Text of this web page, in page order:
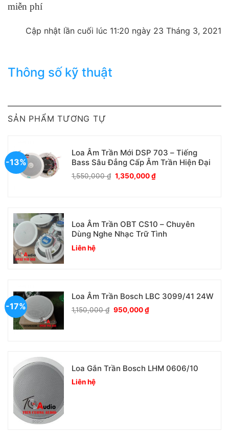
miễn phí
Cập nhật lần cuối lúc 11:20 ngày 23 Tháng 3, 2021
Thông số kỹ thuật
SẢN PHẨM TƯƠNG TỰ
-13%
Loa Âm Trần Mới DSP 703 – Tiếng
Bass Sâu Đẳng Cấp Âm Trần Hiện Đại
1,550,000₫ Giá
gốc
1,350,000₫Giá
hiện
Loa Âm Trần OBT CS10 – Chuyên
Dùng Nghe Nhạc Trữ Tình
Liên hệ
-17%
Loa Âm Trần Bosch LBC 3099/41 24W
1,150,000₫ Giá
950,000₫Giá
hiện
Loa Gắn Trần Bosch LH​M 0606/10
Liên hệ